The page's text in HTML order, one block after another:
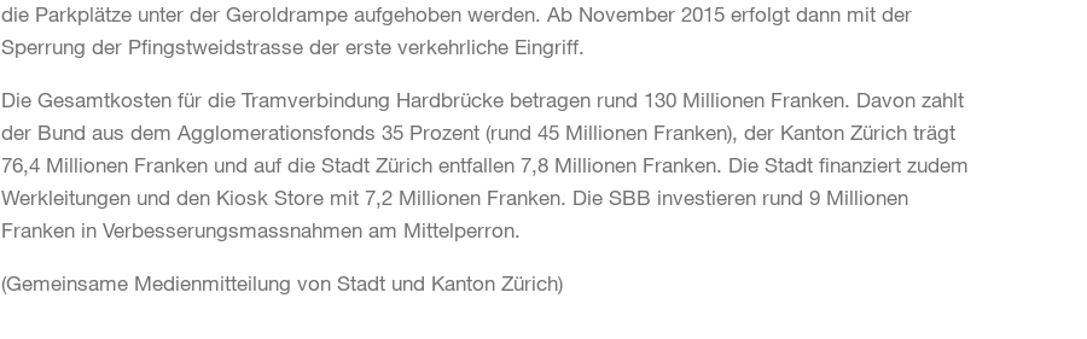
die Parkplätze unter der Geroldrampe aufgehoben werden. Ab November 2015 erfolgt dann mit der
Sperrung der Pfingstweidstrasse der erste verkehrliche Eingriff.
Die Gesamtkosten für die Tramverbindung Hardbrücke betragen rund 130 Millionen Franken. Davon zahlt
der Bund aus dem Agglomerationsfonds 35 Prozent (rund 45 Millionen Franken), der Kanton Zürich trägt
76,4 Millionen Franken und auf die Stadt Zürich entfallen 7,8 Millionen Franken. Die Stadt finanziert zudem
Werkleitungen und den Kiosk Store mit 7,2 Millionen Franken. Die SBB investieren rund 9 Millionen
Franken in Verbesserungsmassnahmen am Mittelperron.
(Gemeinsame Medienmitteilung von Stadt und Kanton Zürich)